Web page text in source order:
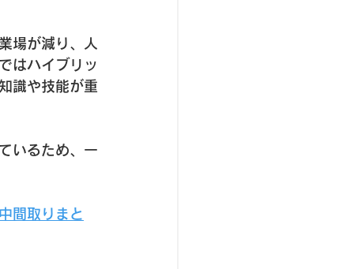
場が減り、人
はハイブリッ
識や技能が重
いるため、一
間取りまと